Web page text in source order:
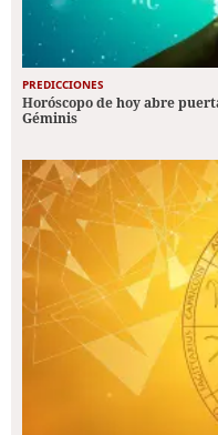
PREDICCIONES
Horóscopo de hoy abre
Géminis